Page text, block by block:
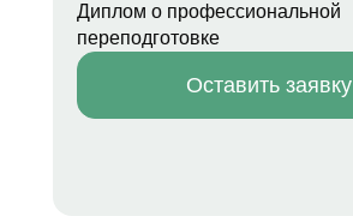
Диплом о профессиональной
переподготовке
Оставить заявку